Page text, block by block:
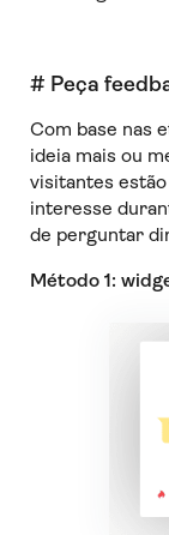
# Peça
Com base nas
ideia mais ou
visitantes
interesse
de perguntar
Método 1: